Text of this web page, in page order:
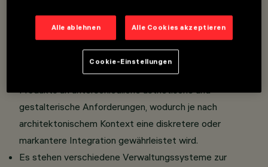
Die Leuchte kann in der Standardversion mit Rahmen
oder dank eines speziellen Zubehörs vollständig bündig
mit der Decke installiert werden.
Diese Flexibilität ermöglicht die Anpassung des
Produkts an unterschiedliche ästhetische und
gestalterische Anforderungen, wodurch je nach
architektonischem Kontext eine diskretere oder
markantere Integration gewährleistet wird.
Es stehen verschiedene Verwaltungssysteme zur
Alle ablehnen Alle Cookies akzeptieren
Cookie-Einstellungen